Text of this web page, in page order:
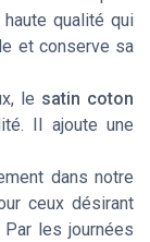
qualité qui
et conserve sa
le satin coton
Il ajoute une
dans notre
ceux désirant
les journées